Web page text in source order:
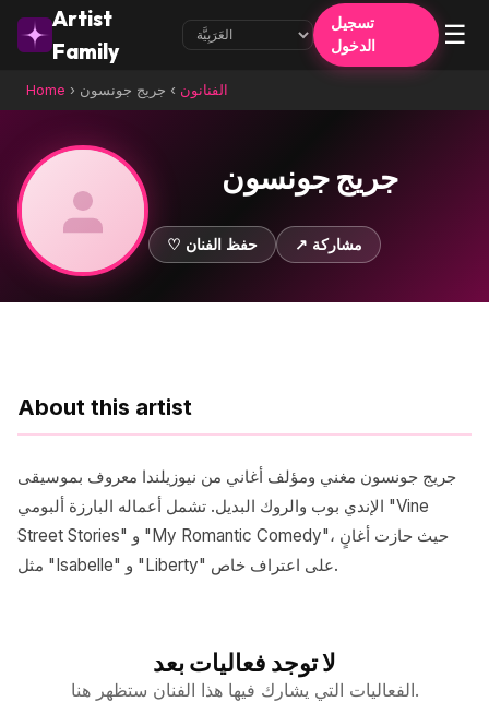
Artist
Family
تسجيل
الدخول
☰
Home › الفنانون › جريج جونسون
جريج جونسون
♡ حفظ الفنان ↗ مشاركة
About this artist
جريج جونسون مغني ومؤلف أغاني من نيوزيلندا معروف بموسيقى
الإندي بوب والروك البديل. تشمل أعماله البارزة ألبومي "Vine
Street Stories" و "My Romantic Comedy"، حيث حازت أغانٍ
مثل "Isabelle" و "Liberty" على اعتراف خاص.
لا توجد فعاليات بعد
الفعاليات التي يشارك فيها هذا الفنان ستظهر هنا.